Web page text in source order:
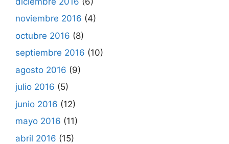
noviembre 2016 (4)
octubre 2016 (8)
septiembre 2016 (10)
agosto 2016 (9)
julio 2016 (5)
junio 2016 (12)
mayo 2016 (11)
abril 2016 (15)